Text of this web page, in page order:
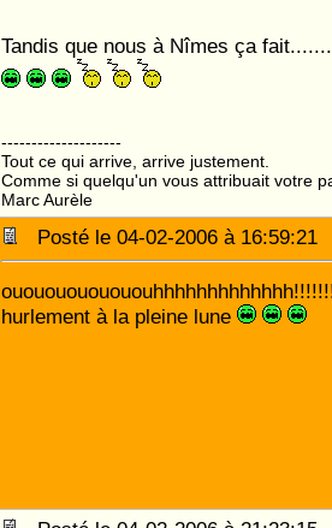
Tandis que nous à Nîmes ça
--------------------
Tout ce qui arrive, arrive justement.
Comme si quelqu'un vous attribuait votre
Marc Aurèle
Posté le 04-02-2006 à
hurlement à la pleine lune